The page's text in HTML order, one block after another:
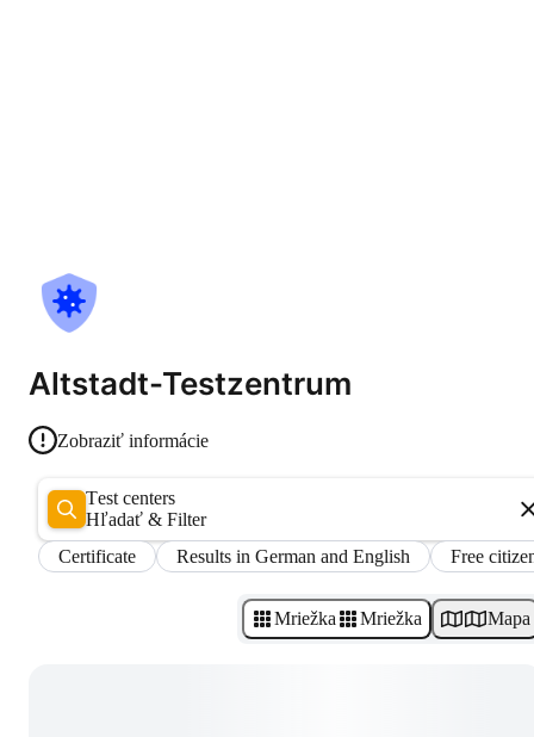
Altstadt-Testzentrum
Zobraziť informácie
Test centers
Hľadať & Filter
Certificate
Results in German and English Free
Mriežka Mriežka Mapa